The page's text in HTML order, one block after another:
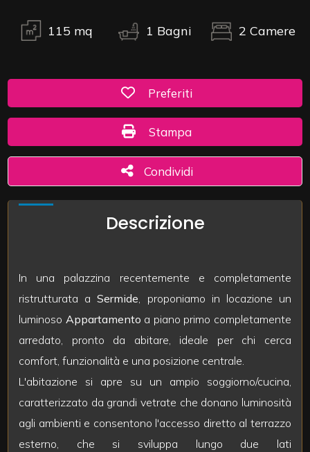
115 mq 1 Bagni 2 Camere
Preferiti: Cod. 120/T
Preferiti
Stampa: Cod. 120/T
Stampa
Condividi
Condividi
Descrizione
In una palazzina recentemente e completamente
ristrutturata aSermide, proponiamo in locazione un
luminoso Appartamento a piano primo completamente
arredato, pronto da abitare, ideale per chi cerca
comfort, funzionalità e una posizione centrale.
L'abitazione si apre su un ampio soggiorno/cucina,
caratterizzato da grandi vetrate che donano luminosità
agli ambienti e consentono l'accesso diretto al terrazzo
esterno, che si sviluppa lungo due lati
Terreni
Locali
minimi
Qualsiasi